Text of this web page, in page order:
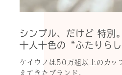
シンプル、だけど 特別。
十人十色の“ふたりら
ケイウノは50万組以上のカッ
えてきたブランド。